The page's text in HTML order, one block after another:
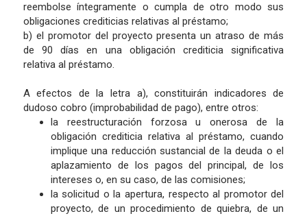
reembolse íntegramente o cumpla de otro modo sus
obligaciones crediticias relativas al préstamo;
b) el promotor del proyecto presenta un atraso de más
de 90 días en una obligación crediticia significativa
relativa al préstamo.
A efectos de la letra a), constituirán indicadores de
dudoso cobro (improbabilidad de pago), entre otros:
la reestructuración forzosa u onerosa de la
obligación crediticia relativa al préstamo, cuando
implique una reducción sustancial de la deuda o el
aplazamiento de los pagos del principal, de los
intereses o, en su caso, de las comisiones;
la solicitud o la apertura, respecto al promotor del
proyecto, de un procedimiento de quiebra, de un